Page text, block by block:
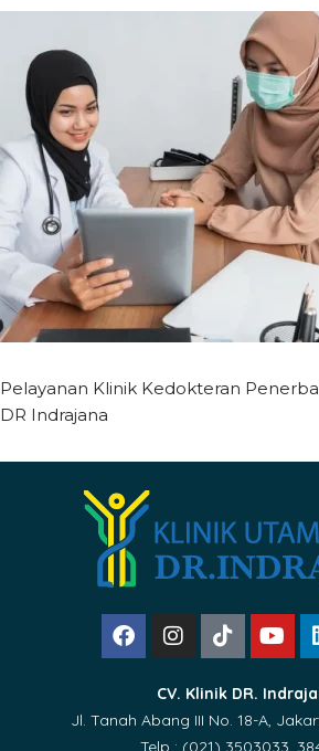
Pelayanan Klinik Kedokteran
DR Indrajana
CV. Klinik DR.
Jl. Tanah Abang III No. 18-A,
Telp : (021) 3503033,